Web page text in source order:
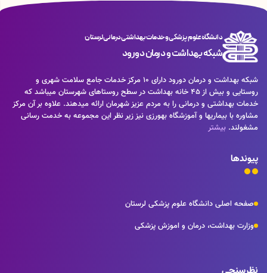
دانشگاه علوم پزشکی و خدمات بهداشتی درمانی لرستان
شبکه بهداشت و درمان دورود
شبکه بهداشت و درمان دورود دارای 10 مرکز خدمات جامع سلامت شهری و
روستایی و بیش از 45 خانه بهداشت در سطح روستاهای شهرستان میباشد که
خدمات بهداشتی و درمانی را به مردم عزیز شهرمان ارائه میدهند. علاوه بر آن مرکز
مشاوره با بیماریها و آموزشگاه بهورزی نیز زیر نظر این مجموعه به خدمت رسانی
مشغولند. بیشتر
پیوندها
صفحه اصلی دانشگاه علوم پزشکی لرستان
وزارت بهداشت، درمان و اموزش پزشکی